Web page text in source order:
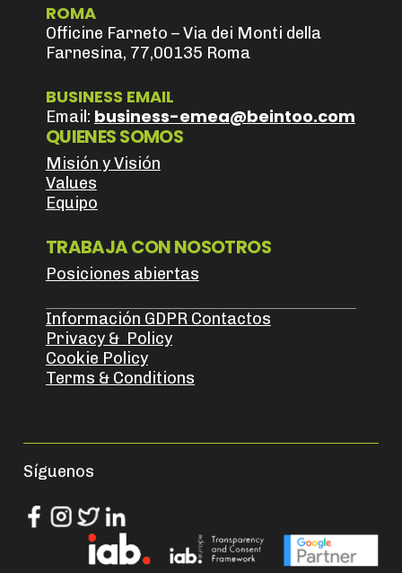
ROMA
Officine Farneto – Via dei Monti della
Farnesina, 77,00135 Roma
BUSINESS EMAIL
Email: business-emea@beintoo.com
QUIENES SOMOS
Misión y Visión
Values
Equipo
TRABAJA CON NOSOTROS
Posiciones abiertas
Información GDPR Contactos
Privacy & Policy
Cookie Policy
Terms & Conditions
Síguenos